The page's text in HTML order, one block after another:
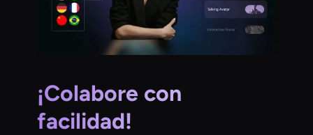
¡Colabore con
facilidad!